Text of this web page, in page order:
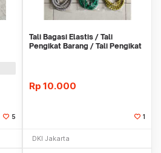
5
Tali Bagasi Elastis / Tali
Pengikat Barang / Tali Pengikat
Rp 10.000
1
DKI Jakarta